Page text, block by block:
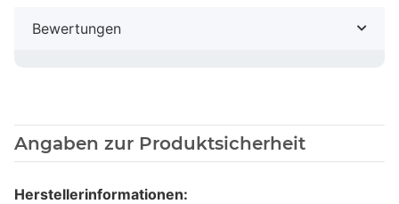
Bewertungen
Angaben zur Produktsicherheit
Herstellerinformationen: